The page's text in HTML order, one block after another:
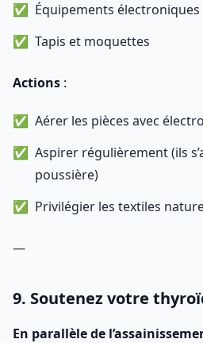
Équipements électroniques
Tapis et moquettes
Actions :
Aérer les pièces avec
Aspirer régulièrement (ils
poussière)
Privilégier les textiles
—
9. Soutenez votre
En parallèle de